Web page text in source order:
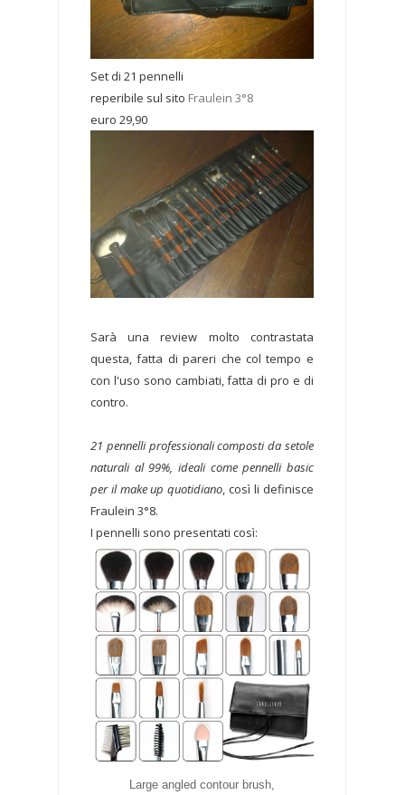
Set di 21 pennelli
reperibile sul sito Fraulein 3°8
euro 29,90
Sarà una review molto contrastata
questa, fatta di pareri che col tempo e
con l'uso sono cambiati, fatta di pro e di
contro.
21 pennelli professionali composti da setole
naturali al 99%, ideali come pennelli basic
per il make up quotidiano, così li definisce
Fraulein 3°8.
I pennelli sono presentati così:
Large angled contour brush,